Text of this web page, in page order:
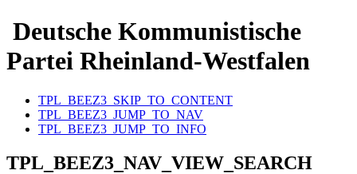
Deutsche Kommunistische
Partei Rheinland-Westfalen
TPL_BEEZ3_SKIP_TO_CONTENT
TPL_BEEZ3_JUMP_TO_NAV
TPL_BEEZ3_JUMP_TO_INFO
TPL_BEEZ3_NAV_VIEW_SEARCH